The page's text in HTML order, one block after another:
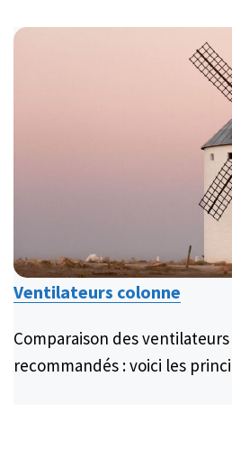
Ventilateurs colonne
Comparaison des
recommandés : voici les